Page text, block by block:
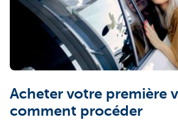
Acheter votre première
comment procéder